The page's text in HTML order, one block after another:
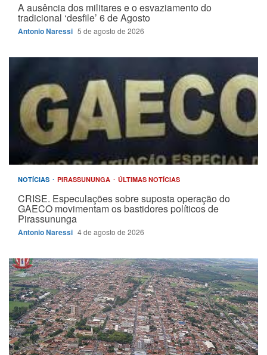
A ausência dos militares e o esvaziamento do
tradicional ‘desfile’ 6 de Agosto
Antonio Naressi 5 de agosto de 2026
NOTÍCIAS PIRASSUNUNGA ÚLTIMAS NOTÍCIAS
CRISE. Especulações sobre suposta operação do
GAECO movimentam os bastidores políticos de
Pirassununga
Antonio Naressi 4 de agosto de 2026